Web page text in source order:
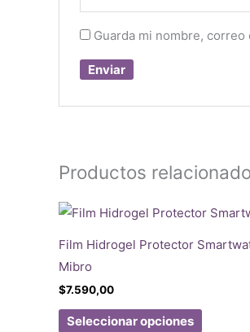
Guarda mi nombre,
Productos
Film Hidrogel Protector
Mibro
$7.590,00
Seleccionar opciones Este